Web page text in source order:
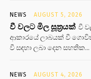
NEWS AUGUST 5, 2026
වී වලට මිල සූත්‍රයක් වී
ආකාරයේ ලාබයක් වී
වී සඳහා ලබා දෙන සහතික...
NEWS AUGUST 4, 2026